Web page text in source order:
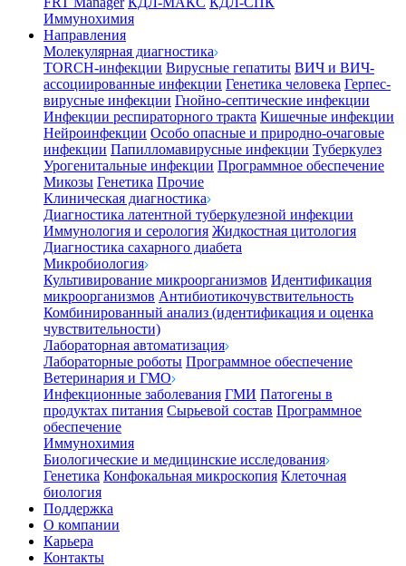
Иммунохимия
Направления
Молекулярная диагностика
TORCH-инфекции Вирусные гепатиты ВИЧ и ВИЧ-
ассоциированные инфекции Генетика человека Герпес-
вирусные инфекции Гнойно-септические инфекции
Инфекции респираторного тракта Кишечные инфекции
Нейроинфекции Особо опасные и природно-очаговые
инфекции Папилломавирусные инфекции Туберкулез
Урогенитальные инфекции Программное обеспечение
Микозы Генетика Прочие
Клиническая диагностика
Диагностика латентной туберкулезной инфекции
Иммунология и серология Жидкостная цитология
Диагностика сахарного диабета
Микробиология
Культивирование микроорганизмов Идентификация
микроорганизмов Антибиотикочувствительность
Комбинированный анализ (идентификация и оценка
чувствительности)
Лабораторная автоматизация
Лабораторные роботы Программное обеспечение
Ветеринария и ГМО
Инфекционные заболевания ГМИ Патогены в
продуктах питания Сырьевой состав Программное
обеспечение
Иммунохимия
Биологические и медицинские исследования
Генетика Конфокальная микроскопия Клеточная
биология
Поддержка
О компании
Карьера
Контакты